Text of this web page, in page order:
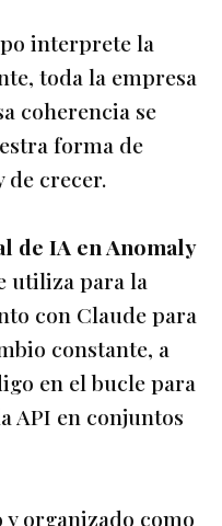
interprete la
toda la empresa
coherencia se
forma de
de crecer.
de IA en Anomaly
utiliza para la
con Claude para
constante, a
en el bucle para
API en conjuntos
organizado como